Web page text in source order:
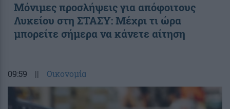
Μόνιμες προσλήψεις για απόφοιτους
Λυκείου στη ΣΤΑΣΥ: Μέχρι τι ώρα
μπορείτε σήμερα να κάνετε αίτηση
09:59 || Οικονομία